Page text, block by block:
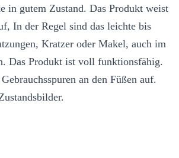
in gutem Zustand. Das Produkt weist
In der Regel sind das leichte bis
Kratzer oder Makel, auch im
Das Produkt ist voll funktionsfähig.
an den Füßen auf.